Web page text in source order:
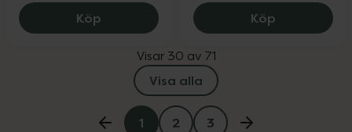
Köp Salvequick Paw Patrol Barnplåster,
Köp
Visar 30 av 71
Visa alla
1 2 3